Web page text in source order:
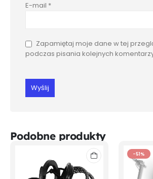
E-mail *
Zapamiętaj moje dane w tej
podczas pisania kolejnych
Podobne produkty
-51%